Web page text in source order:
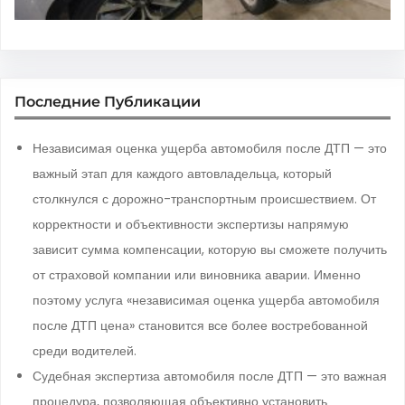
Последние Публикации
Независимая оценка ущерба автомобиля после ДТП — это
важный этап для каждого автовладельца, который
столкнулся с дорожно-транспортным происшествием. От
корректности и объективности экспертизы напрямую
зависит сумма компенсации, которую вы сможете получить
от страховой компании или виновника аварии. Именно
поэтому услуга «независимая оценка ущерба автомобиля
после ДТП цена» становится все более востребованной
среди водителей.
Судебная экспертиза автомобиля после ДТП — это важная
процедура, позволяющая объективно установить